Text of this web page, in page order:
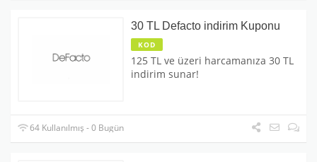
30 TL Defacto indirim Kuponu
KOD
125 TL ve üzeri harcamanıza 30 TL
indirim sunar!
64 Kullanılmış - 0 Bugün